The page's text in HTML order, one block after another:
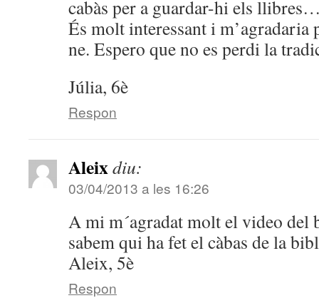
cabàs per a guardar-hi els
És molt interessant i m’agradaria
ne. Espero que no es perdi la
Júlia, 6è
Respon
Aleixdiu:
03/04/2013 a les 16:26
A mi m´agradat molt el video del
sabem qui ha fet el càbas de la
Aleix, 5è
Respon